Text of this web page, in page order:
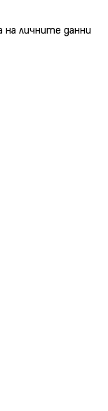
на личните данни